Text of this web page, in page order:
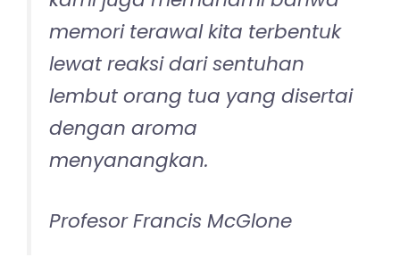
memori terawal kita terbentuk
lewat reaksi dari sentuhan
lembut orang tua yang disertai
dengan aroma
menyanangkan.
Profesor Francis McGlone